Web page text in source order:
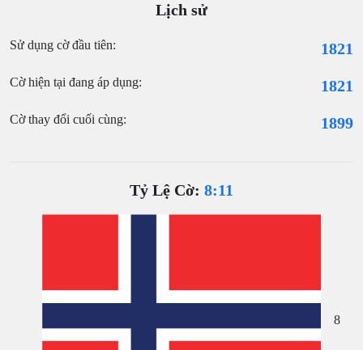
Lịch sử
Sử dụng cờ đầu tiên: 1821
Cờ hiện tại đang áp dụng: 1821
Cờ thay đổi cuối cùng: 1899
Tỷ Lệ Cờ: 8:11
8